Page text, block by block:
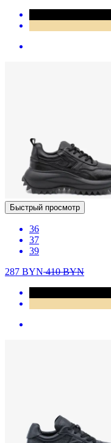
Быстрый просмотр
36
37
39
287 BYN410BYN